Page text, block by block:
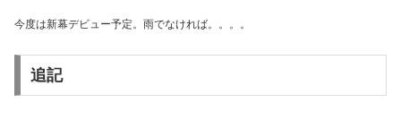
今度は新幕デビュー予定。雨でなければ。。。。
追記